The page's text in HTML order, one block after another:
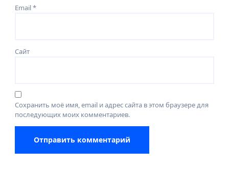
Email*
Сайт
Сохранить моё имя, email и адрес сайта в этом браузере для
последующих моих комментариев.